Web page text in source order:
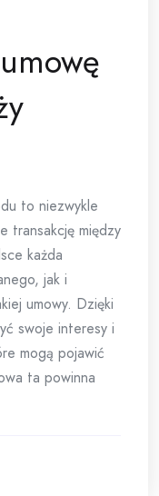
to niezwykle
transakcję między
każda
jak i
umowy. Dzięki
swoje interesy i
mogą pojawić
ta powinna